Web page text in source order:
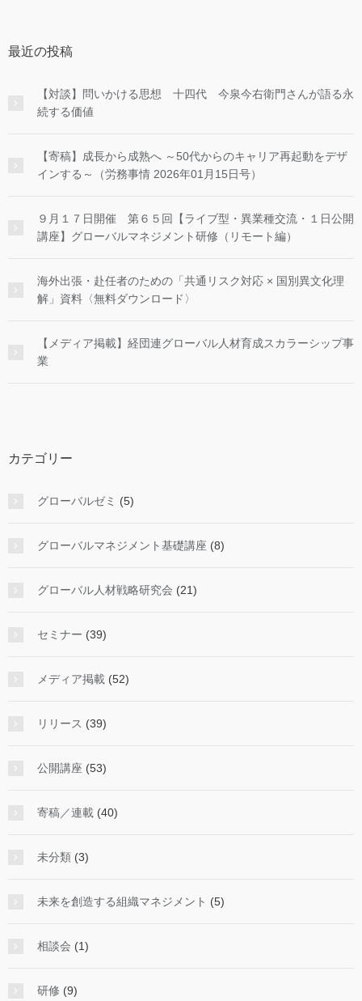
最近の投稿
【対談】問いかける思想 十四代 今泉今右衛門さんが語る永
続する価値
【寄稿】成長から成熟へ ～50代からのキャリア再起動をデザ
インする～（労務事情 2026年01月15日号）
９月１７日開催 第６５回【ライブ型・異業種交流・１日公開
講座】グローバルマネジメント研修（リモート編）
海外出張・赴任者のための「共通リスク対応 × 国別異文化理
解」資料〈無料ダウンロード〉
【メディア掲載】経団連グローバル人材育成スカラーシップ事
業
カテゴリー
グローバルゼミ (5)
グローバルマネジメント基礎講座 (8)
グローバル人材戦略研究会 (21)
セミナー (39)
メディア掲載 (52)
リリース (39)
公開講座 (53)
寄稿／連載 (40)
未分類 (3)
未来を創造する組織マネジメント (5)
相談会 (1)
研修 (9)